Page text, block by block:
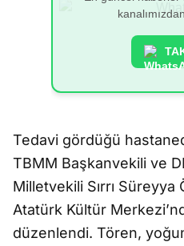
Tedavi gördüğü
TBMM Başkanvekili ve
Milletvekili Sırrı
Atatürk Kültür
düzenlendi. Tören,